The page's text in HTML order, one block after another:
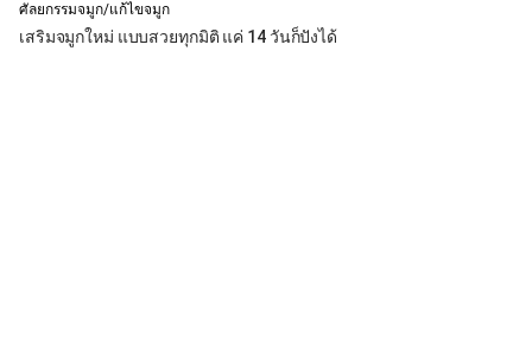
ศัลยกรรมจมูก/แก้ไขจมูก
เสริมจมูกใหม่ แบบสวยทุกมิติ แค่ 14 วันก็ปังได้